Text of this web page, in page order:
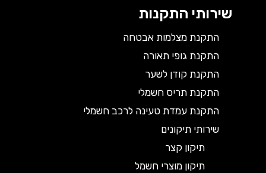
שירותי התקנות
התקנת מצלמות אבטחה
התקנת גופי תאורה
התקנת קודן לשער
התקנת תריס חשמלי
התקנת עמדת טעינה לרכב חשמלי
שירותי תיקונים
תיקון קצר
תיקון מוצרי חשמל